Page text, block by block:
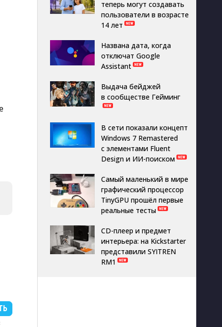
теперь могут создавать
пользователи в возрасте
14 лет
Названа дата, когда
отключат Google
Assistant
Выдача бейджей
в сообществе Гейминг
В сети показали концепт
Windows 7 Remastered
с элементами Fluent
Design и ИИ-поиском
Самый маленький в мире
графический процессор
TinyGPU прошёл первые
реальные тесты
CD-плеер и предмет
интерьера: на Kickstarter
представили SYITREN
RM1